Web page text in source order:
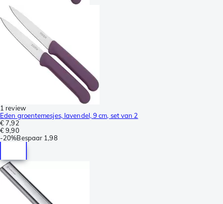
1 review
Eden groentemesjes, lavendel, 9 cm, set van 2
€ 7,92
€ 9,90
-20%Bespaar 1,98